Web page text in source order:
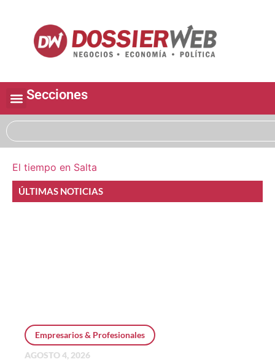
Secciones
El tiempo en Salta
ÚLTIMAS NOTICIAS
Empresarios & Profesionales
AGOSTO 4, 2026